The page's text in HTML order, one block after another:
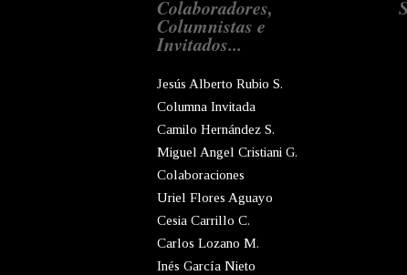
Colaboradores,
Columnistas e
Invitados...
Jesús Alberto Rubio S.
Columna Invitada
Camilo Hernández S.
Miguel Angel Cristiani G.
Colaboraciones
Uriel Flores Aguayo
Cesia Carrillo C.
Carlos Lozano M.
Inés García Nieto